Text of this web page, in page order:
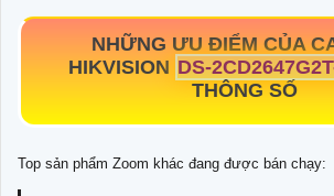
NHỮNG ƯU ĐIỂM CỦA
HIKVISION DS-
THÔNG SỐ
Top sản phẩm Zoom khác đang được bán chạy: